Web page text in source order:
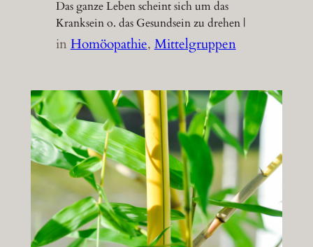
Das ganze Leben scheint sich um das
Kranksein o. das Gesundsein zu drehen |
inHomöopathie, Mittelgruppen